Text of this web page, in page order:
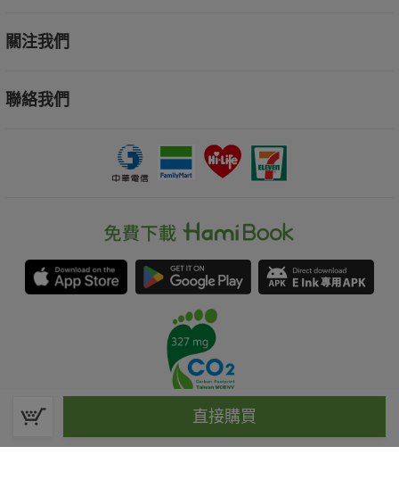
直接購買
關注我們
聯絡我們
春水堂科技娛樂股份有限公司(統一編號：70476915)